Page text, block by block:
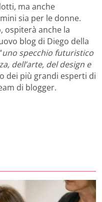
ma anche
sia per le donne.
ospiterà anche la
blog di Diego della
uno specchio futuristico
dell’arte, del design e
dei più grandi esperti di
di blogger.